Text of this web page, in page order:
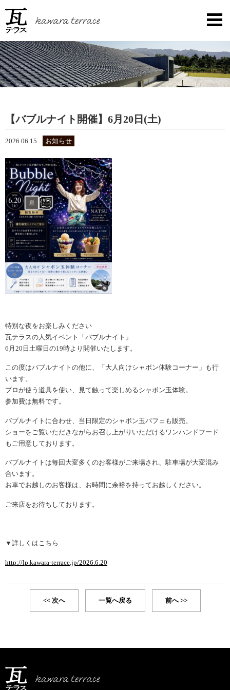
【バブルナイト開催】6月20日(土)
2026.06.15 お知らせ
特別な夜をお楽しみください
瓦テラスの人気イベント「バブルナイト」
6月20日土曜日の19時より開催いたします。
この度はバブルナイトの他に、「大人向けシャボン体験コーナー」も行
います。
プロが使う道具を使い、見て触って楽しめるシャボン玉体験。
参加費は無料です。
バブルナイトに合わせ、当日限定のシャボン玉パフェも販売。
ショーをご覧いただきながらお召し上がりいただけるワンハンドフード
もご用意しております。
バブルナイトは毎回大変多くのお客様がご来場され、駐車場が大変混み
合います。
お車でお越しのお客様は、お時間に余裕を持ってお越しください。
ご来店をお待ちしております。
▼詳しくはこちら
http://lp.kawara-terrace.jp/2026.6.20
<< 次へ 一覧へ戻る 前へ >>